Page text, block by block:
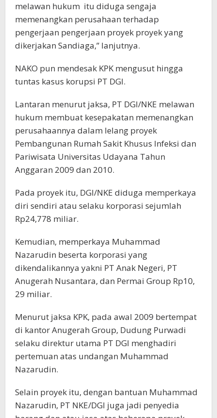
melawan hukum itu diduga sengaja
memenangkan perusahaan terhadap
pengerjaan pengerjaan proyek proyek yang
dikerjakan Sandiaga,” lanjutnya.
NAKO pun mendesak KPK mengusut hingga
tuntas kasus korupsi PT DGI.
Lantaran menurut jaksa, PT DGI/NKE melawan
hukum membuat kesepakatan memenangkan
perusahaannya dalam lelang proyek
Pembangunan Rumah Sakit Khusus Infeksi dan
Pariwisata Universitas Udayana Tahun
Anggaran 2009 dan 2010.
Pada proyek itu, DGI/NKE diduga memperkaya
diri sendiri atau selaku korporasi sejumlah
Rp24,778 miliar.
Kemudian, memperkaya Muhammad
Nazarudin beserta korporasi yang
dikendalikannya yakni PT Anak Negeri, PT
Anugerah Nusantara, dan Permai Group Rp10,
29 miliar.
Menurut jaksa KPK, pada awal 2009 bertempat
di kantor Anugerah Group, Dudung Purwadi
selaku direktur utama PT DGI menghadiri
pertemuan atas undangan Muhammad
Nazarudin.
Selain proyek itu, dengan bantuan Muhammad
Nazarudin, PT NKE/DGI juga jadi penyedia